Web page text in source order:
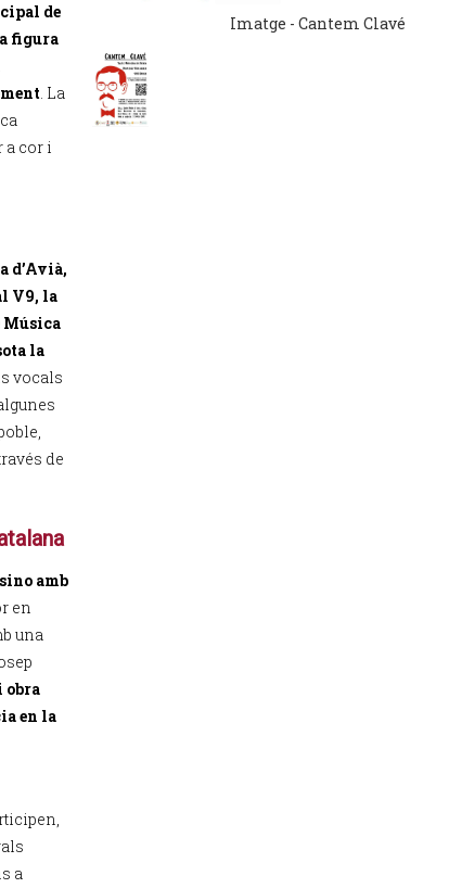
de
figura
. La
a cor i
d’Avià,
V9, la
Música
la
vocals
de
amb
en
una
obra
en la
a
Imatge - Cantem Clavé